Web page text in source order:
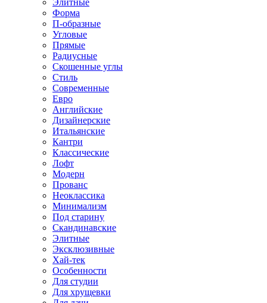
Элитные
Форма
П-образные
Угловые
Прямые
Радиусные
Скошенные углы
Стиль
Современные
Евро
Английские
Дизайнерские
Итальянские
Кантри
Классические
Лофт
Модерн
Прованс
Неоклассика
Минимализм
Под старину
Скандинавские
Элитные
Эксклюзивные
Хай-тек
Особенности
Для студии
Для хрущевки